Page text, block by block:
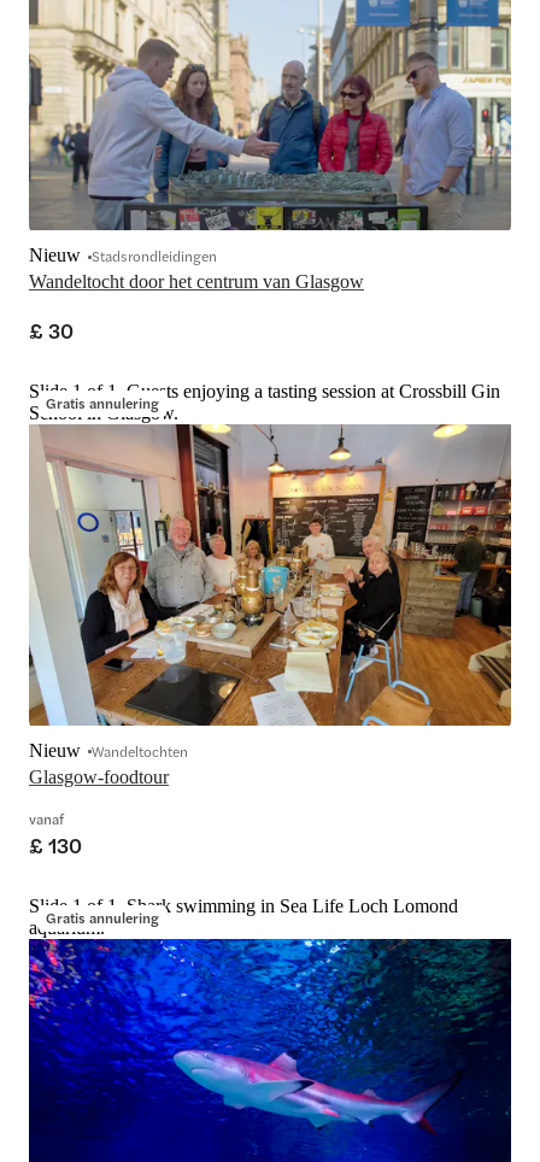
Wandeltocht door het centrum van Glasgow
Nieuw Stadsrondleidingen
£ 30
Gratis annulering
Slide 1 of 1, Guests enjoying a tasting session at Crossbill Gin
School in Glasgow.
Glasgow-foodtour
Nieuw Wandeltochten
vanaf
£ 130
Gratis annulering
Slide 1 of 1, Shark swimming in Sea Life Loch Lomond
aquarium.